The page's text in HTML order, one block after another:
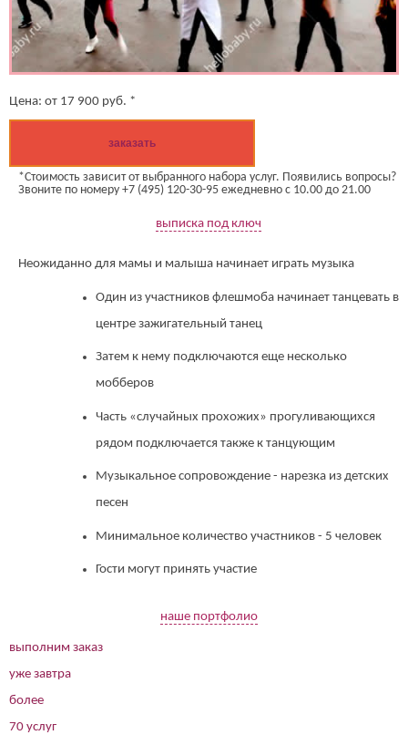
Цена: от 17 900 руб. *
заказать
*Стоимость зависит от выбранного набора услуг. Появились вопросы?
Звоните по номеру +7 (495) 120-30-95 ежедневно с 10.00 до 21.00
выписка под ключ
Неожиданно для мамы и малыша начинает играть музыка
Один из участников флешмоба начинает танцевать в
центре зажигательный танец
Затем к нему подключаются еще несколько
мобберов
Часть «случайных прохожих» прогуливающихся
рядом подключается также к танцующим
Музыкальное сопровождение - нарезка из детских
песен
Минимальное количество участников - 5 человек
Гости могут принять участие
наше портфолио
выполним заказ
уже завтра
более
70 услуг